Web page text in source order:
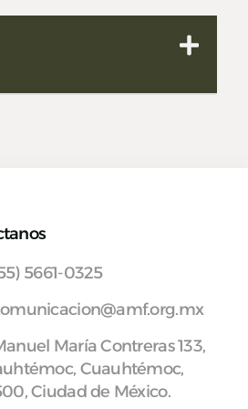
5661-0325
María Contreras 133,
Cuauhtémoc,
Ciudad de México.